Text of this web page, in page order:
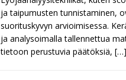
ja taipumusten tunnistaminen,
suorituskyvyn arvioimisessa.
ja analysoimalla tallennettua
tietoon perustuvia päätöksiä, […]